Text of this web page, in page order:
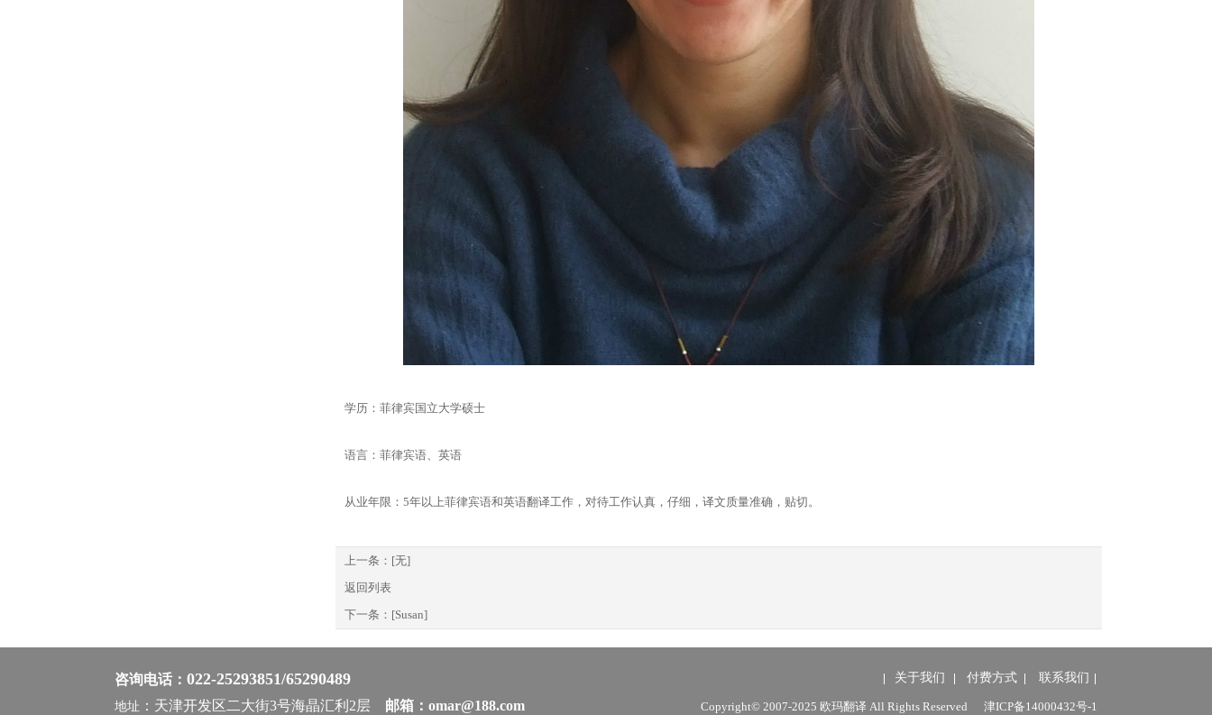
学历：菲律宾国立大学硕士
语言：菲律宾语、英语
从业年限：5年以上菲律宾语和英语翻译工作，对待工作认真，仔细，译文质量准确，贴切。
上一条： [无]
返回列表
下一条： [Susan]
关于我们 付费方式 联系我们
咨询电话： 022-25293851/65290489
地址 ：天津开发区二大街3号海晶汇利2层 邮箱：omar@188.com Copyright© 2007-2025 欧玛翻译 All Rights Reserved 津ICP备14000432号-1